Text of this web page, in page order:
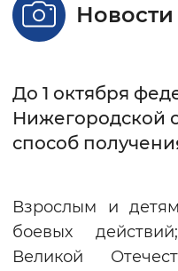
Стандартный
Без
До 1 октября
Нижегородской
способ
Взрослым и
боевых
Великой